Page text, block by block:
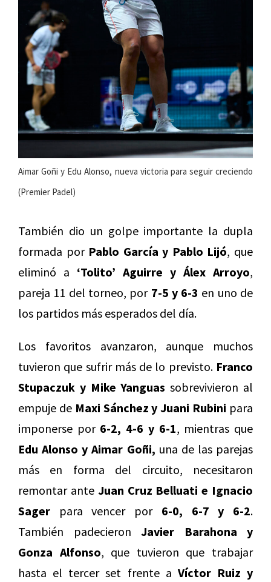
Aimar Goñi y Edu Alonso, nueva victoria para seguir creciendo
(Premier Padel)
También dio un golpe importante la dupla
formada por Pablo García y Pablo Lijó, que
eliminó a ‘Tolito’ Aguirre y Álex Arroyo,
pareja 11 del torneo, por 7-5 y 6-3 en uno de
los partidos más esperados del día.
Los favoritos avanzaron, aunque muchos
tuvieron que sufrir más de lo previsto. Franco
Stupaczuk y Mike Yanguas sobrevivieron al
empuje de Maxi Sánchez y Juani Rubini para
imponerse por 6-2, 4-6 y 6-1, mientras que
Edu Alonso y Aimar Goñi, una de las parejas
más en forma del circuito, necesitaron
remontar ante Juan Cruz Belluati e Ignacio
Sager para vencer por 6-0, 6-7 y 6-2.
También padecieron Javier Barahona y
Gonza Alfonso, que tuvieron que trabajar
hasta el tercer set frente a Víctor Ruiz y